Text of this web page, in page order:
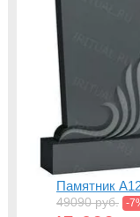
Памятник
49090 руб. -